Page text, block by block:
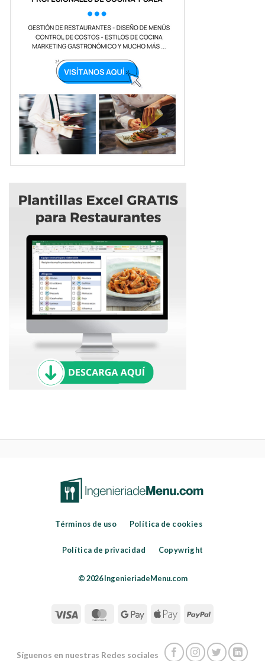
Términos de uso Política de cookies
Política de privacidad Copywright
© 2026 IngenieriadeMenu.com
Síguenos en nuestras Redes sociales